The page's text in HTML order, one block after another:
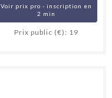
Voir prix pro - inscription en
2 min
Prix public (€): 19